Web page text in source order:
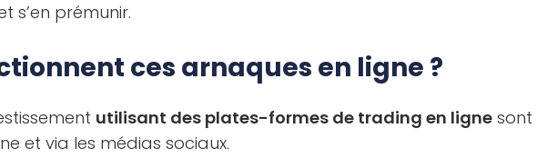
s’en prémunir.
ces arnaques en ligne ?
utilisant des plates-formes de trading en ligne sont
et via les médias sociaux.